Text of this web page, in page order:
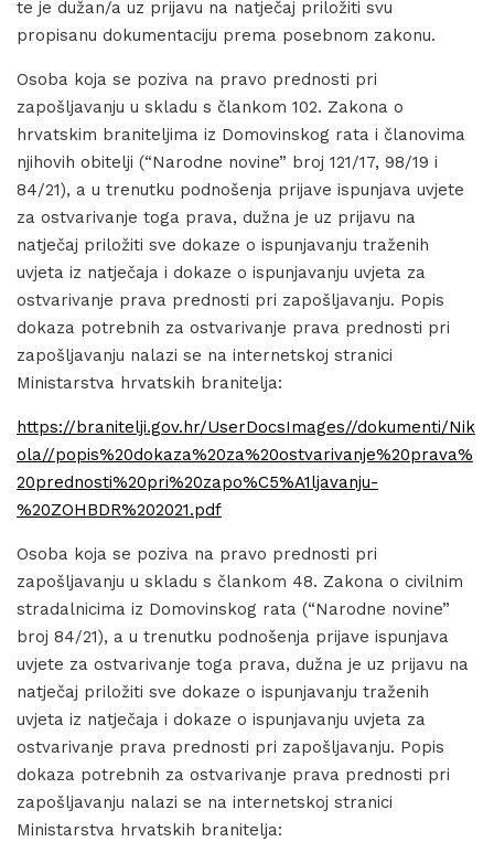
te je dužan/a uz prijavu na natječaj priložiti svu
propisanu dokumentaciju prema posebnom zakonu.
Osoba koja se poziva na pravo prednosti pri
zapošljavanju u skladu s člankom 102. Zakona o
hrvatskim braniteljima iz Domovinskog rata i članovima
njihovih obitelji (“Narodne novine” broj 121/17, 98/19 i
84/21), a u trenutku podnošenja prijave ispunjava uvjete
za ostvarivanje toga prava, dužna je uz prijavu na
natječaj priložiti sve dokaze o ispunjavanju traženih
uvjeta iz natječaja i dokaze o ispunjavanju uvjeta za
ostvarivanje prava prednosti pri zapošljavanju. Popis
dokaza potrebnih za ostvarivanje prava prednosti pri
zapošljavanju nalazi se na internetskoj stranici
Ministarstva hrvatskih branitelja:
https://branitelji.gov.hr/UserDocsImages//dokumenti/Nik
ola//popis%20dokaza%20za%20ostvarivanje%20prava%
20prednosti%20pri%20zapo%C5%A1ljavanju-
%20ZOHBDR%202021.pdf
Osoba koja se poziva na pravo prednosti pri
zapošljavanju u skladu s člankom 48. Zakona o civilnim
stradalnicima iz Domovinskog rata (“Narodne novine”
broj 84/21), a u trenutku podnošenja prijave ispunjava
uvjete za ostvarivanje toga prava, dužna je uz prijavu na
natječaj priložiti sve dokaze o ispunjavanju traženih
uvjeta iz natječaja i dokaze o ispunjavanju uvjeta za
ostvarivanje prava prednosti pri zapošljavanju. Popis
dokaza potrebnih za ostvarivanje prava prednosti pri
zapošljavanju nalazi se na internetskoj stranici
Ministarstva hrvatskih branitelja: